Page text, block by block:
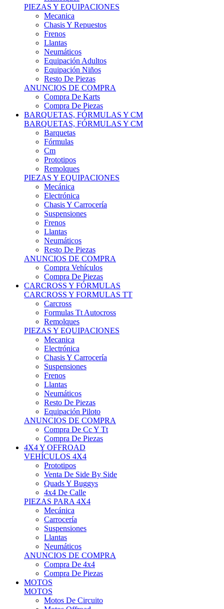
PIEZAS Y EQUIPACIONES
Mecanica
Chasis Y Repuestos
Frenos
Llantas
Neumáticos
Equipación Adultos
Equipación Niños
Resto De Piezas
ANUNCIOS DE COMPRA
Compra De Karts
Compra De Piezas
BARQUETAS, FÓRMULAS Y CM
BARQUETAS, FÓRMULAS Y CM
Barquetas
Fórmulas
Cm
Prototipos
Remolques
PIEZAS Y EQUIPACIONES
Mecánica
Electrónica
Chasis Y Carrocería
Suspensiones
Frenos
Llantas
Neumáticos
Resto De Piezas
ANUNCIOS DE COMPRA
Compra Vehículos
Compra De Piezas
CARCROSS Y FÓRMULAS
CARCROSS Y FORMULAS TT
Carcross
Formulas Tt Autocross
Remolques
PIEZAS Y EQUIPACIONES
Mecanica
Electrónica
Chasis Y Carrocería
Suspensiones
Frenos
Llantas
Neumáticos
Resto De Piezas
Equipación Piloto
ANUNCIOS DE COMPRA
Compra De Cc Y Tt
Compra De Piezas
4X4 Y OFFROAD
VEHÍCULOS 4X4
Prototipos
Venta De Side By Side
Quads Y Buggys
4x4 De Calle
PIEZAS PARA 4X4
Mecánica
Carrocería
Suspensiones
Llantas
Neumáticos
ANUNCIOS DE COMPRA
Compra De 4x4
Compra De Piezas
MOTOS
MOTOS
Motos De Circuito